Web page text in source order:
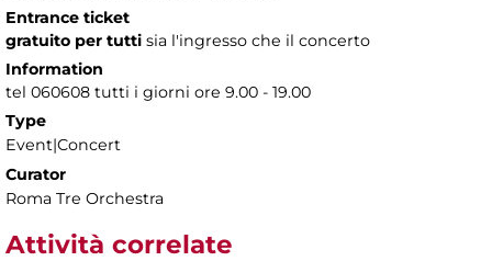
Entrance ticket
gratuito per tutti sia l'ingresso che il concerto
Information
tel 060608 tutti i giorni ore 9.00 - 19.00
Type
Event|Concert
Curator
Roma Tre Orchestra
Attività correlate